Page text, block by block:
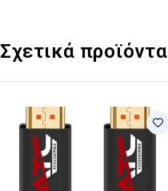
Σχετικά προϊόντα